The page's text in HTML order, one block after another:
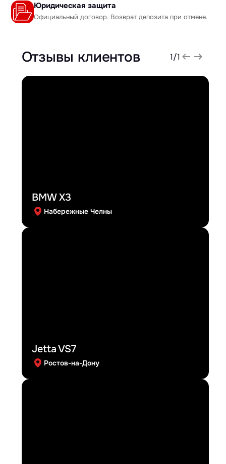
Юридическая защита
Официальный договор. Возврат депозита при отмене.
Отзывы клиентов 1/1
BMW X3
Набережные Челны
Jetta VS7
Ростов-на-Дону